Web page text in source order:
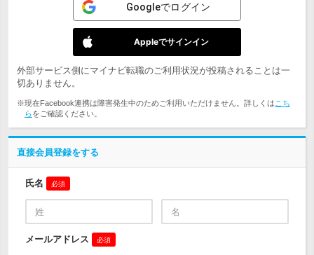
Googleでログイン
Appleでサインイン
外部サービス側にマイナビ転職のご利用状況が投稿されることは一
切ありません。
※現在Facebook連携は障害発生中のためご利用いただけません。詳しくは こち
らをご確認ください。
直接会員登録をする
氏名 必須
メールアドレス 必須